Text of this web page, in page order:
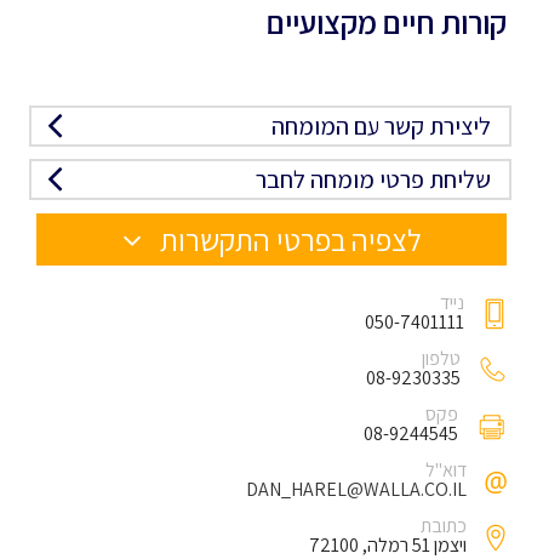
קורות חיים מקצועיים
ליצירת קשר עם המומחה
שליחת פרטי מומחה לחבר
לצפיה בפרטי התקשרות
נייד
050-7401111
טלפון
08-9230335
פקס
08-9244545
דוא"ל
DAN_HAREL@WALLA.CO.IL
כתובת
ויצמן 51 רמלה, 72100